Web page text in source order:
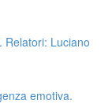
Relatori: Luciano
emotiva.